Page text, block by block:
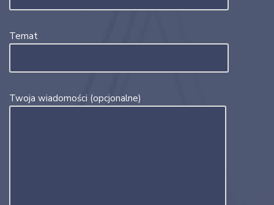
Temat
Twoja wiadomości (opcjonalne)